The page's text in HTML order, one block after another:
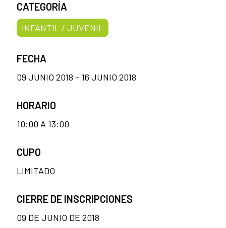
CATEGORÍA
INFANTIL / JUVENIL
FECHA
09 JUNIO 2018 - 16 JUNIO 2018
HORARIO
10:00 A 13:00
CUPO
LIMITADO
CIERRE DE INSCRIPCIONES
09 DE JUNIO DE 2018